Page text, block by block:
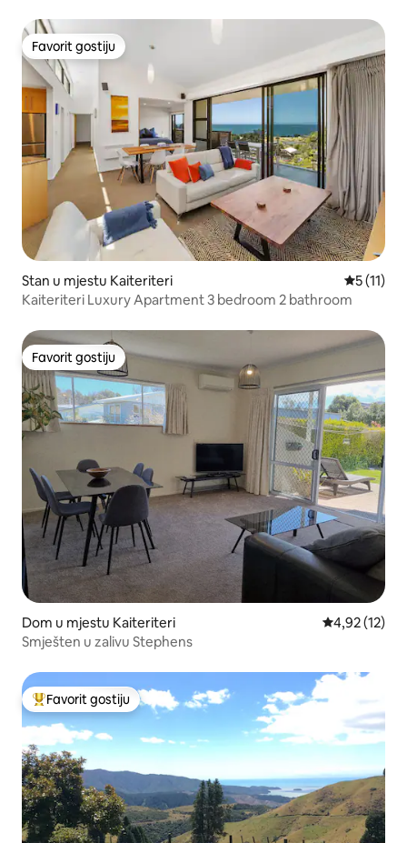
Favorit gostiju
Favorit gostiju
Stan u mjestu Kaiteriteri
5 (11)
Kaiteriteri Luxury Apartment 3 bedroom 2 bathroom
Favorit gostiju
Favorit gostiju
Dom u mjestu Kaiteriteri Prosječna
4,92 (12)
Smješten u zalivu Stephens
Glavni favorit gostiju
Favorit gostiju